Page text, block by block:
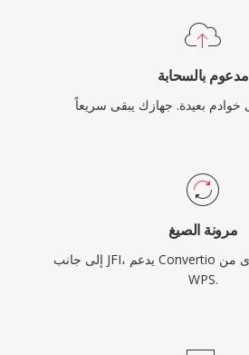
مدعوم بالسحابة
مرونة الصيغ
إلى جانب JFI، يدعم Convertio عشرات الصيغ الأخرى من
WPS.